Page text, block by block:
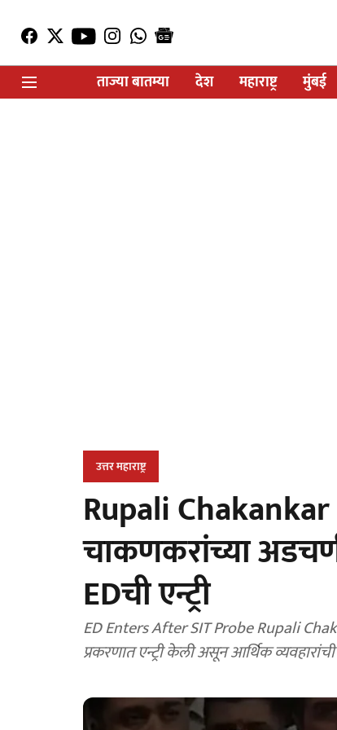
ताज्या बातम्या
देश महाराष्ट्र मुंबई
उत्तर महाराष्ट्र
Rupali
चाकणकरांच्या
EDची एन्ट्री
ED Enters After SIT Probe Rupali
प्रकरणात एन्ट्री केली असून आर्थिक